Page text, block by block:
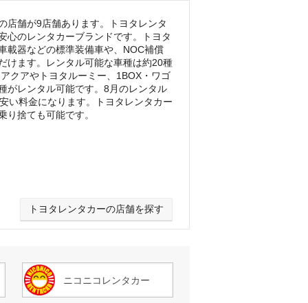
店舗が9店舗あります。トヨタレンタ
心のレンタカーブランドです。トヨタ
載器などの標準装備車や、NOC補償
けます。レンタル可能な車種は約20種
クアやトヨタルーミー、1BOX・ワゴ
がレンタル可能です。8月のレンタル
い料金になります。トヨタレンタカー
捨ても可能です。
トヨタレンタカーの店舗を探す
ニコニコレンタカー